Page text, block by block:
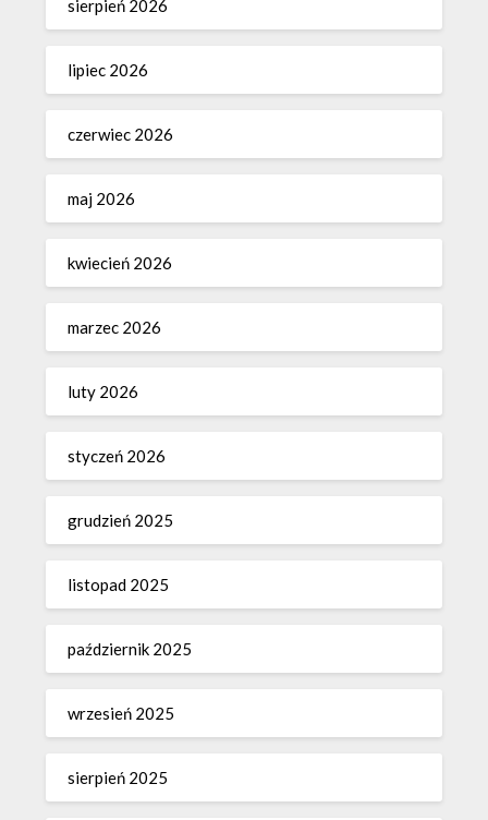
sierpień 2026
lipiec 2026
czerwiec 2026
maj 2026
kwiecień 2026
marzec 2026
luty 2026
styczeń 2026
grudzień 2025
listopad 2025
październik 2025
wrzesień 2025
sierpień 2025